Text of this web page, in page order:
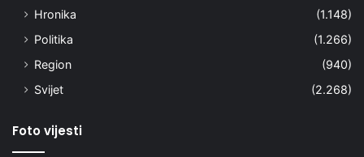
Hronika
(1.148)
Politika
(1.266)
Region
(940)
Svijet
(2.268)
Foto vijesti